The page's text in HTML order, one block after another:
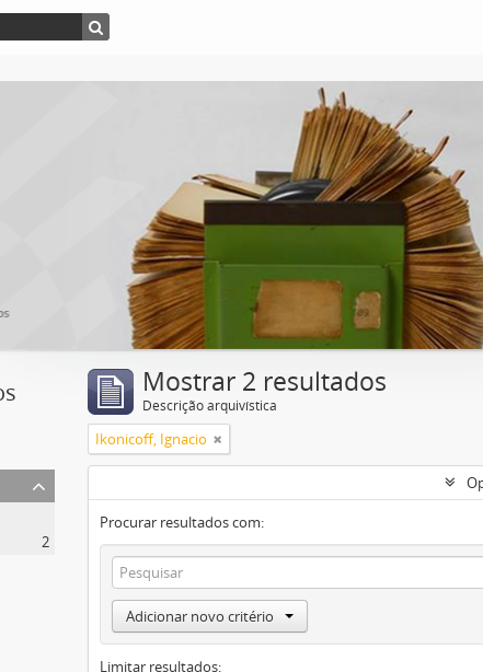
2
Mostrar 2 resultados
Descrição arquivística
Ikonicoff, Ignacio
Procurar resultados com:
Adicionar novo critério
Limitar resultados: